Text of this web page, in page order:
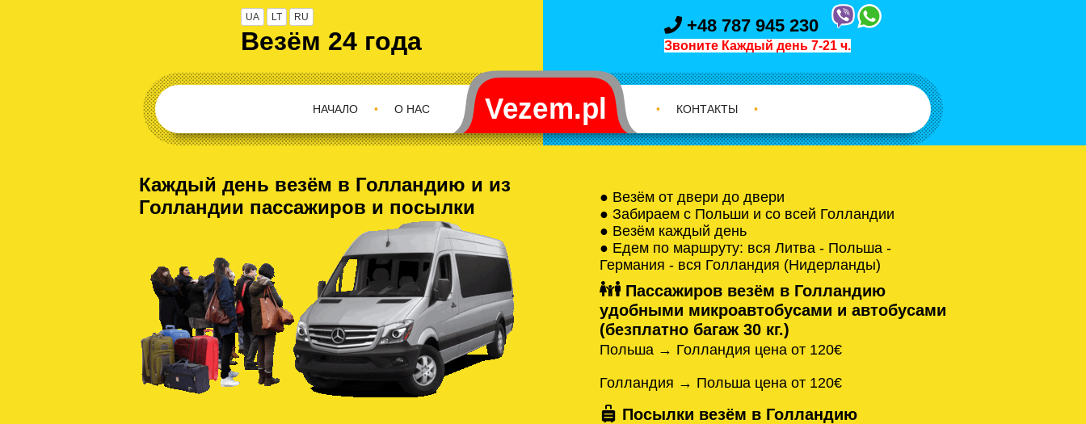
UA LT RU
Везём 24 года
+48 787 945 230
Звоните Каждый день 7-21 ч.
О НАС
•
НАЧАЛО • КОНТАКТЫ •
Каждый день везём в Голландию и из
Голландии пассажиров и посылки
● Везём от двери до двери
● Забираем с Польши и со всей Голландии
● Везём каждый день
● Едем по маршруту: вся Литва - Польша -
Германия - вся Голландия (Нидерланды)
Пассажиров везём в Голландию
удобными микроавтобусами и автобусами
(безплатно багаж 30 кг.)
Польша → Голландия цена от 120€
Голландия → Польша цена от 120€
Посылки везём в Голландию